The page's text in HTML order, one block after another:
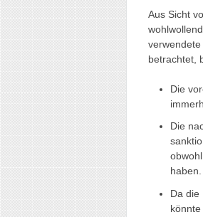
Aus Sicht
betrachtet,
Die
Die
haben.
Da die